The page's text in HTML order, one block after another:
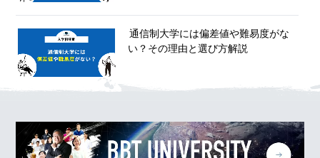
通信制大学には偏差値や難易度がな
い？その理由と選び方解説